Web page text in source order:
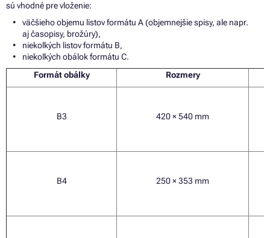
sú vhodné pre vloženie:
väčšieho objemu listov formátu A(objemnejšie spisy, ale napr.
aj časopisy, brožúry),
niekoľkých listov formátu B,
niekoľkých obálok formátu C.
Formát obálky
Rozmery
B3 420 × 540 mm
B4 250 × 353 mm